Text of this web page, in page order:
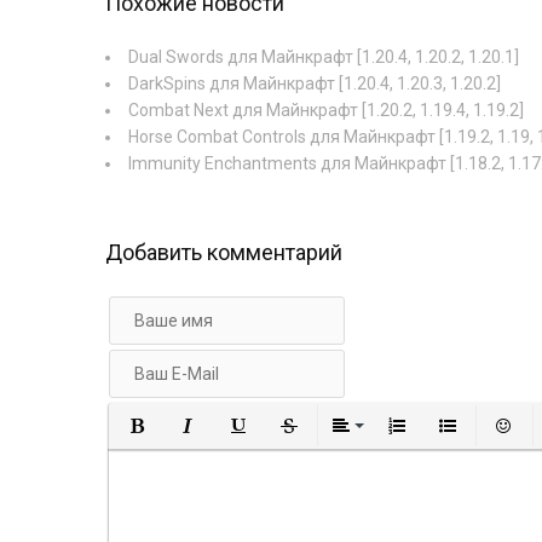
Dual Swords для Майнкрафт [1.20.4, 1.20.2, 1.20.1]
DarkSpins для Майнкрафт [1.20.4, 1.20.3, 1.20.2]
Combat Next для Майнкрафт [1.20.2, 1.19.4, 1.19.2]
Horse Combat Controls для Майнкрафт [1.19.2, 1.19,
Immunity Enchantments для Майнкрафт [1.18.2,
Добавить комментарий
Полужирный
КурсивПодчеркнутый
ЗачеркнутыйВыравнивание